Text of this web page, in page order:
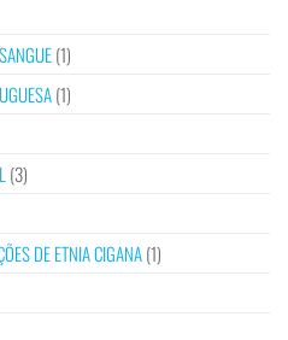
(1)
(1)
(3)
DE ETNIA CIGANA(1)